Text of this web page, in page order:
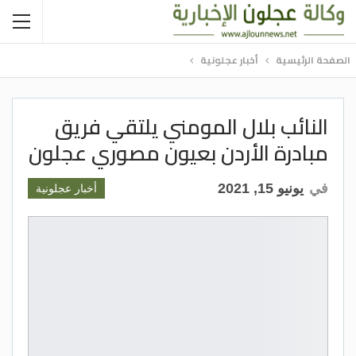
الصفحة الرئيسية أخبار عجلونية
النائب بلال المومني يلتقي فريق
مبادرة الأردن بعيون مصوري عجلون
أخبار عجلونية في يونيو 15, 2021